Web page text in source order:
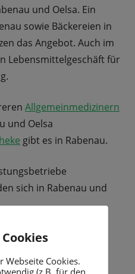
und Oelsa. Ein
sowie Bäckereien in
das Angebot. Auch im
Lebensmittelgeschäft für
Allgemeinmedizinern
und Oelsa
gibt es in Rabenau.
sich in Rabenau und
Webseite Cookies.
(z.B. für den